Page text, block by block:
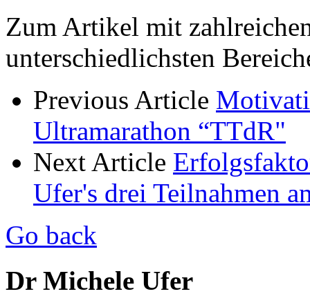
Zum Artikel mit
unterschiedlichsten
Previous Article
Ultramarathon “TTdR"
Next Article
Ufer's drei Teilnahmen
Go back
Dr Michele Ufer